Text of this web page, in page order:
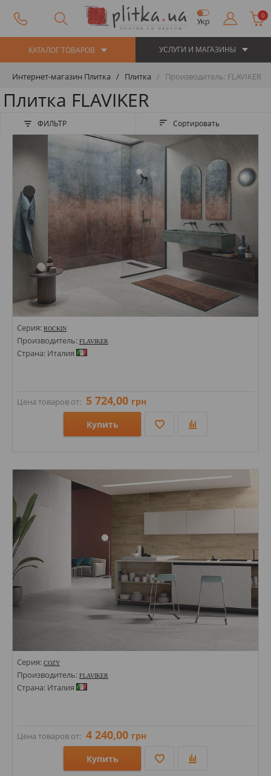
Укр
0
КАТАЛОГ ТОВАРОВ УСЛУГИ И МАГАЗИНЫ
Интернет-магазин Плитка Плитка Производитель: FLAVIKER
Плитка FLAVIKER
ФИЛЬТР Сортировать
Серия: ROCKIN
Производитель: FLAVIKER
Страна: Италия
Цена товаров от: 5 724,00 грн
Купить
Стили: Под камень;
Серия: COZY
Производитель: FLAVIKER
Страна: Италия
Цена товаров от: 4 240,00 грн
Купить